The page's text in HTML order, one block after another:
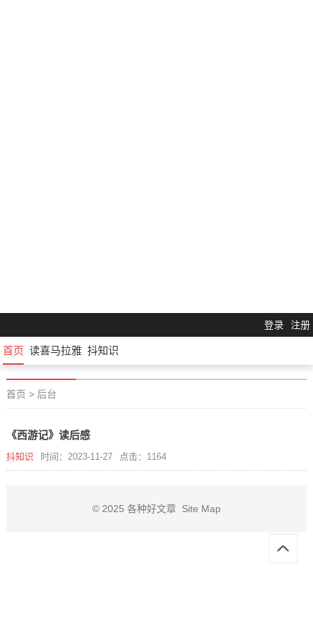
登录 注册
首页 读喜马拉雅 抖知识
首页 > 后台
《西游记》读后感
抖知识 时间：2023-11-27 点击：1164
© 2025 各种好文章 Site Map